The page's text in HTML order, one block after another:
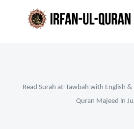
Read Surah at-Tawbah with English
Quran Majeed in